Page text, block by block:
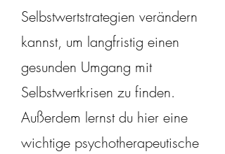
Selbstwertstrategien verändern
kannst, um langfristig einen
gesunden Umgang mit
Selbstwertkrisen zu finden.
Außerdem lernst du hier eine
wichtige psychotherapeutische